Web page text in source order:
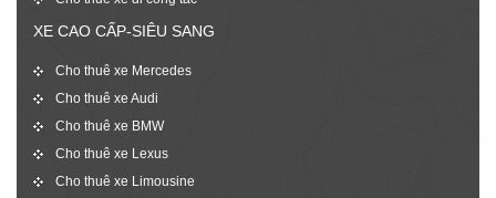
XE CAO CẤP-SIÊU SANG
Cho thuê xe Mercedes
Cho thuê xe Audi
Cho thuê xe BMW
Cho thuê xe Lexus
Cho thuê xe Limousine